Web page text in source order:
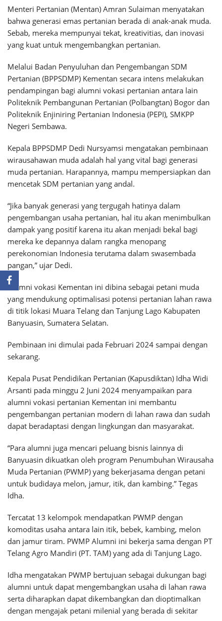
Menteri Pertanian (Mentan) Amran Sulaiman menyatakan
bahwa generasi emas pertanian berada di anak-anak muda.
Sebab, mereka mempunyai tekat, kreativitias, dan inovasi
yang kuat untuk mengembangkan pertanian.
Melalui Badan Penyuluhan dan Pengembangan SDM
Pertanian (BPPSDMP) Kementan secara intens melakukan
pendampingan bagi alumni vokasi pertanian antara lain
Politeknik Pembangunan Pertanian (Polbangtan) Bogor dan
Politeknik Enjiniring Pertanian Indonesia (PEPI), SMKPP
Negeri Sembawa.
Kepala BPPSDMP Dedi Nursyamsi mengatakan pembinaan
wirausahawan muda adalah hal yang vital bagi generasi
muda pertanian. Harapannya, mampu mempersiapkan dan
mencetak SDM pertanian yang andal.
“Jika banyak generasi yang tergugah hatinya dalam
pengembangan usaha pertanian, hal itu akan menimbulkan
dampak yang positif karena itu akan menjadi bekal bagi
mereka ke depannya dalam rangka menopang
perekonomian Indonesia terutama dalam swasembada
pangan,” ujar Dedi.
Alumni vokasi Kementan ini dibina sebagai petani muda
yang mendukung optimalisasi potensi pertanian lahan rawa
di titik lokasi Muara Telang dan Tanjung Lago Kabupaten
Banyuasin, Sumatera Selatan.
Pembinaan ini dimulai pada Februari 2024 sampai dengan
sekarang.
Kepala Pusat Pendidikan Pertanian (Kapusdiktan) Idha Widi
Arsanti pada minggu 2 Juni 2024 menyampaikan para
alumni vokasi pertanian Kementan ini membantu
pengembangan pertanian modern di lahan rawa dan sudah
dapat beradaptasi dengan lingkungan dan masyarakat.
“Para alumni juga mencari peluang bisnis lainnya di
Banyuasin dikuatkan oleh program Penumbuhan Wirausaha
Muda Pertanian (PWMP) yang bekerjasama dengan petani
untuk budidaya melon, jamur, itik, dan kambing.” Tegas
Idha.
Tercatat 13 kelompok mendapatkan PWMP dengan
komoditas usaha antara lain itik, bebek, kambing, melon
dan jamur tiram. PWMP Alumni ini bekerja sama dengan PT
Telang Agro Mandiri (PT. TAM) yang ada di Tanjung Lago.
Idha mengatakan PWMP bertujuan sebagai dukungan bagi
alumni untuk dapat mengembangkan usaha di lahan rawa
serta diharapkan dapat dikembangkan dan dioptimalkan
dengan mengajak petani milenial yang berada di sekitar